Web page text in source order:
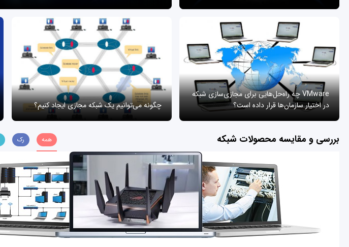
VMware چه راه‌حل‌هایی برای مجازی‌سازی شبکه
در اختیار سازمان‌ها قرار داده است؟
چگونه می‌توانیم یک شبکه مجازی ایجاد کنیم؟
بررسی و مقایسه محصولات شبکه همه رک